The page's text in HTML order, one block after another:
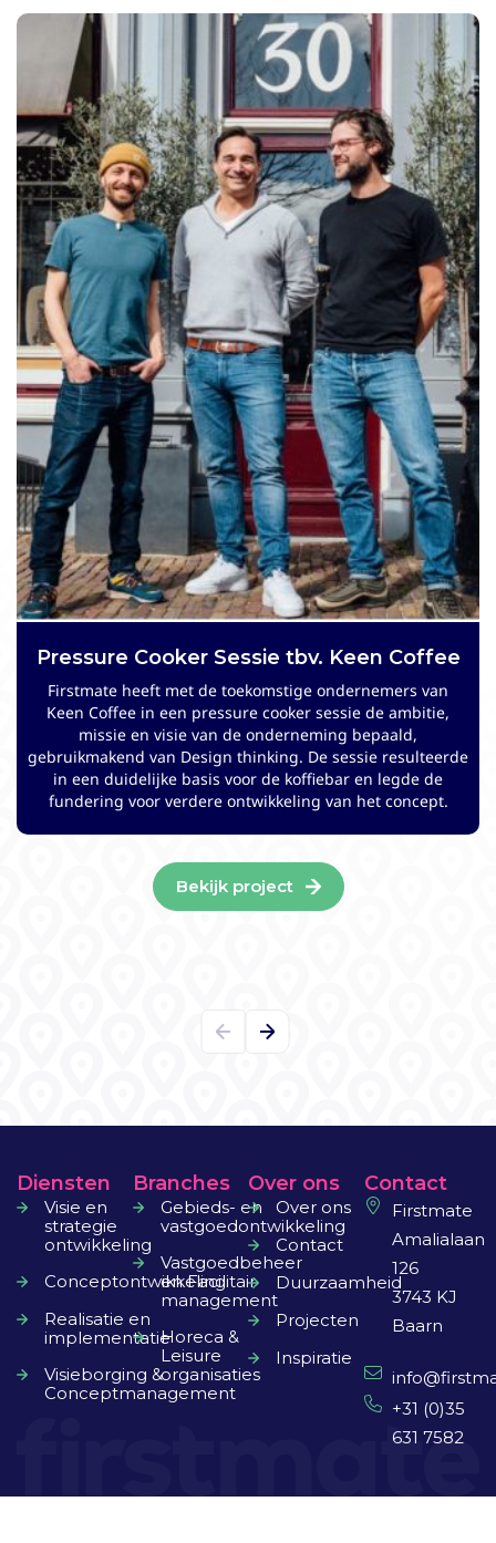
Pressure Cooker Sessie tbv. Keen Coffee
Firstmate heeft met de toekomstige ondernemers van
Keen Coffee in een pressure cooker sessie de ambitie,
missie en visie van de onderneming bepaald,
gebruikmakend van Design thinking. De sessie resulteerde
in een duidelijke basis voor de koffiebar en legde de
fundering voor verdere ontwikkeling van het concept.
Bekijk project
Strategieontwikkeling voor Stayokay
Hostels
Stayokay Hostels is een purpose-driven hostelorganisatie
die midden in de samenleving staat. Mede vanwege de
sterk veranderende marktomstandigheden had de
organisatie behoefte om haar strategie tegen het licht te
houden en waar nodig aan te passen. Firstmate
Diensten
Visie en
strategie
ontwikkeling
Conceptontwikkeling
Realisatie en
implementatie
Visieborging &
Conceptmanagement
Branches
Gebieds- en
vastgoedontwikkeling
Vastgoedbeheer
en Facilitair
management
Horeca &
Leisure
organisaties
Over ons
Over ons
Contact
Duurzaamheid
Projecten
Inspiratie
Contact
Firstmate
Amalialaan
126
3743 KJ
Baarn
+31 (0)35
631 7582